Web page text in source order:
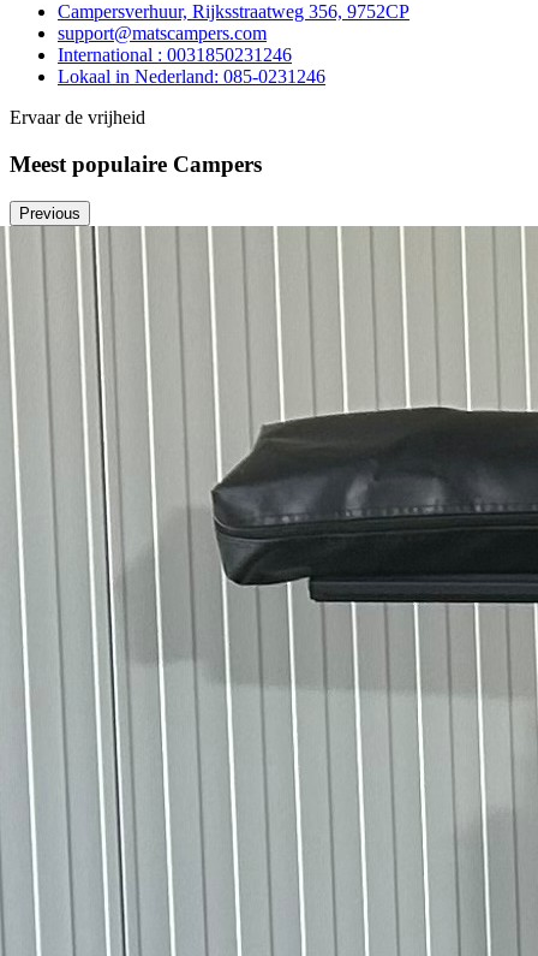
Campersverhuur, Rijksstraatweg 356, 9752CP
support@matscampers.com
International : 0031850231246
Lokaal in Nederland: 085-0231246
Ervaar de vrijheid
Meest populaire Campers
Previous